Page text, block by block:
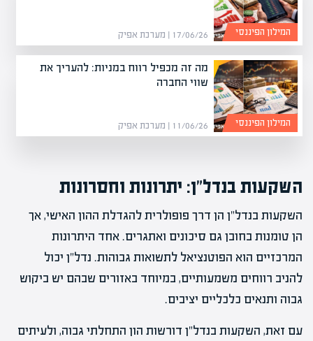
17/06/26 | מערכת אפיק המילון הפיננסי
מה זה מכפיל רווח במניות: להעריך את
שווי החברה
11/06/26 | מערכת אפיק המילון הפיננסי
השקעות בנדל"ן: יתרונות וחסרונות
השקעות בנדל"ן הן דרך פופולרית להגדלת ההון האישי, אך
הן טומנות בחובן גם סיכונים ואתגרים. אחד היתרונות
המרכזיים הוא הפוטנציאל לתשואות גבוהות. נדל"ן יכול
להניב רווחים משמעותיים, במיוחד באזורים שבהם יש ביקוש
גבוה ותנאים כלכליים יציבים.
עם זאת, השקעות בנדל"ן דורשות הון התחלתי גבוה, ולעיתים